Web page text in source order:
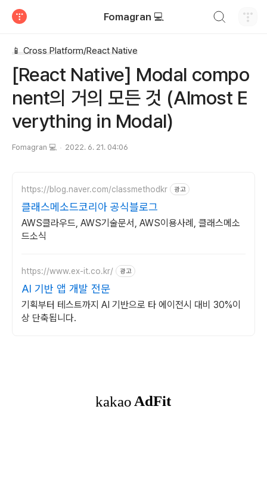
Fomagran 💻
📱 Cross Platform/React Native
[React Native] Modal compo
nent의 거의 모든 것 (Almost E
verything in Modal)
Fomagran 💻 2022. 6. 21. 04:06
https://blog.naver.com/classmethodkr 광고
클래스메소드코리아 공식블로그
AWS클라우드, AWS기술문서, AWS이용사례, 클래스메소
드소식
https://www.ex-it.co.kr/ 광고
AI 기반 앱 개발 전문
기획부터 테스트까지 AI 기반으로 타 에이전시 대비 30%이
상 단축됩니다.